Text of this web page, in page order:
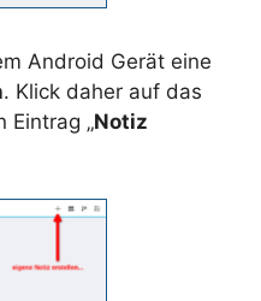
Android Gerät eine
. Klick daher auf das
Eintrag „Notiz